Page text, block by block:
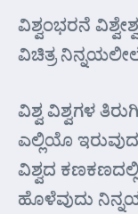
ವಿಶ್ವಂಭರನೆ
ವಿಚಿತ್ರ
ವಿಶ್ವ ವಿಶ್ವಗಳ
ಎಲ್ಲಿಯೊ
ವಿಶ್ವದ
ಹೊಳೆವುದು